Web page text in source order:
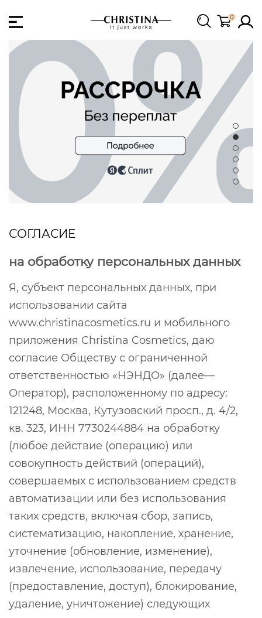
0
СОГЛАСИЕ
на обработку персональных данных
Я, субъект персональных данных, при
использовании сайта
www.christinacosmetics.ru и мобильного
приложения Christina Cosmetics, даю
согласие Обществу с ограниченной
ответственностью «НЭНДО» (далее—
Оператор), расположенному по адресу:
121248, Москва, Кутузовский просп., д. 4/2,
кв. 323, ИНН 7730244884 на обработку
(любое действие (операцию) или
совокупность действий (операций),
совершаемых с использованием средств
автоматизации или без использования
таких средств, включая сбор, запись,
систематизацию, накопление, хранение,
уточнение (обновление, изменение),
извлечение, использование, передачу
(предоставление, доступ), блокирование,
удаление, уничтожение) следующих